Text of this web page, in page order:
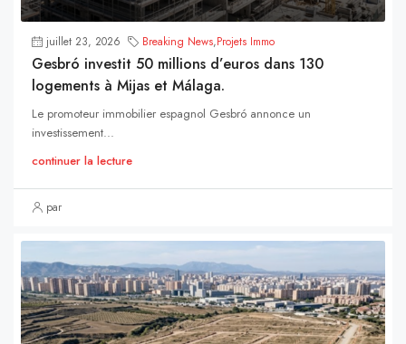
juillet 23, 2026 Breaking News,Projets Immo
Gesbró investit 50 millions d’euros dans 130
logements à Mijas et Málaga.
Le promoteur immobilier espagnol Gesbró annonce un
investissement...
continuer la lecture
par